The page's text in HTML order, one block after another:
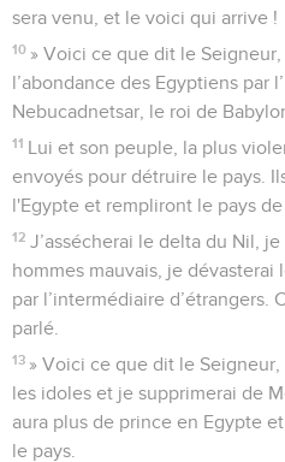
sera venu, et le voici qui arrive !
10 » Voici ce que dit le
l’abondance des Egyptiens par
Nebucadnetsar, le roi de
11 Lui et son peuple, la plus
envoyés pour détruire le pays.
l'Egypte et rempliront le pays de
12 J’assécherai le delta du Nil,
hommes mauvais, je
par l’intermédiaire d’étrangers.
parlé.
13 » Voici ce que dit le
les idoles et je supprimerai de
aura plus de prince en Egypte
le pays.